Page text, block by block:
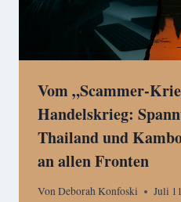
Vom „Scammer-
Handelskrieg:
Thailand und
an allen Fronten
VonDeborah Konfoski Juli